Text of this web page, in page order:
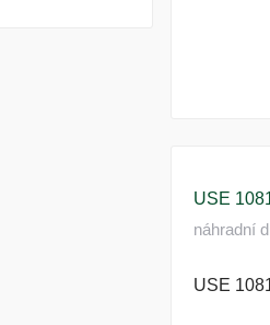
USE
náhradní
USE